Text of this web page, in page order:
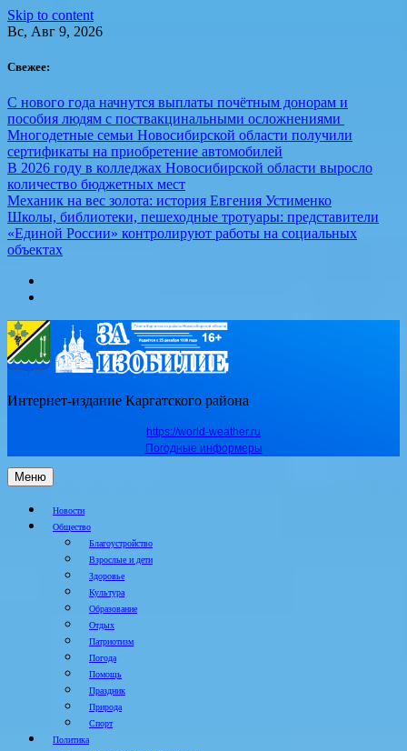
Skip to content
Вс, Авг 9, 2026
Свежее:
С нового года начнутся выплаты почётным донорам и
пособия людям с поствакцинальными осложнениями
Многодетные семьи Новосибирской области получили
сертификаты на приобретение автомобилей
В 2026 году в колледжах Новосибирской области выросло
количество бюджетных мест
Механик на вес золота: история Евгения Устименко
Школы, библиотеки, пешеходные тротуары: представители
«Единой России» контролируют работы на социальных
объектах
Интернет-издание Каргатского района
https://world-weather.ru
Погодные информеры
Меню
Новости
Общество
Благоустройство
Взрослые и дети
Здоровье
Культура
Образование
Отдых
Патриотизм
Погода
Помощь
Праздник
Природа
Спорт
Политика